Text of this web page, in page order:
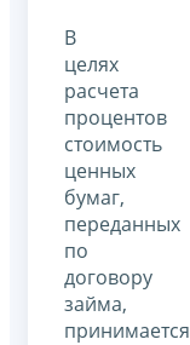
В
целях
расчета
процентов
стоимость
ценных
бумаг,
переданных
по
договору
займа,
принимается